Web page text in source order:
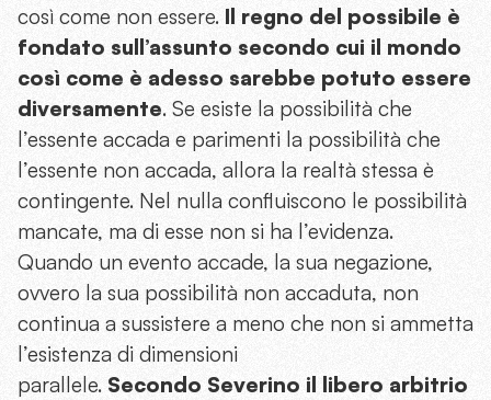
così come non essere. Il regno del possibile è
fondato sull’assunto secondo cui il mondo
così come è adesso sarebbe potuto essere
diversamente. Se esiste la possibilità che
l’essente accada e parimenti la possibilità che
l’essente non accada, allora la realtà stessa è
contingente. Nel nulla confluiscono le possibilità
mancate, ma di esse non si ha l’evidenza.
Quando un evento accade, la sua negazione,
ovvero la sua possibilità non accaduta, non
continua a sussistere a meno che non si ammetta
l’esistenza di dimensioni
parallele. Secondo Severino il libero arbitrio